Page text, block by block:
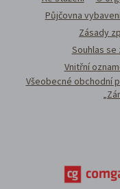
Půjčovna
Zásady
Souhlas
Vnitřní
Všeobecné obchodní